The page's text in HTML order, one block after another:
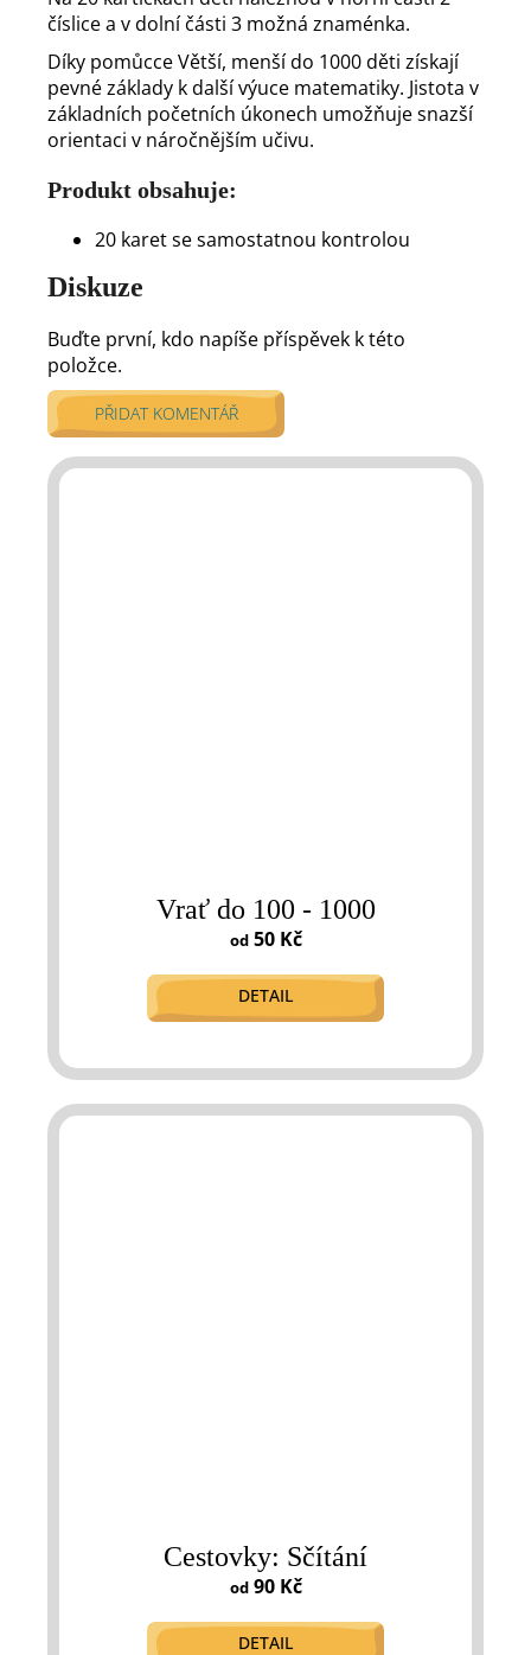
číslice a v dolní části 3 možná znaménka.
Díky pomůcce Větší, menší do 1000 děti získají
pevné základy k další výuce matematiky. Jistota v
základních početních úkonech umožňuje snazší
orientaci v náročnějším učivu.
Produkt obsahuje:
20 karet se samostatnou kontrolou
Vrať do 100 - 1000
od50 Kč
DETAIL
Cestovky: Sčítání
od90 Kč
DETAIL
Diskuze
Buďte první, kdo napíše příspěvek k této
položce.
PŘIDAT KOMENTÁŘ